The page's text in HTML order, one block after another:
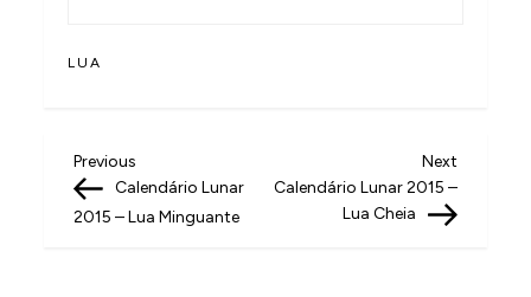
LUA
N
a
Previous
Post
Previous
Calendário Lunar
2015 – Lua Minguante
Next
Post
Next
Calendário Lunar 2015 –
Lua Cheia